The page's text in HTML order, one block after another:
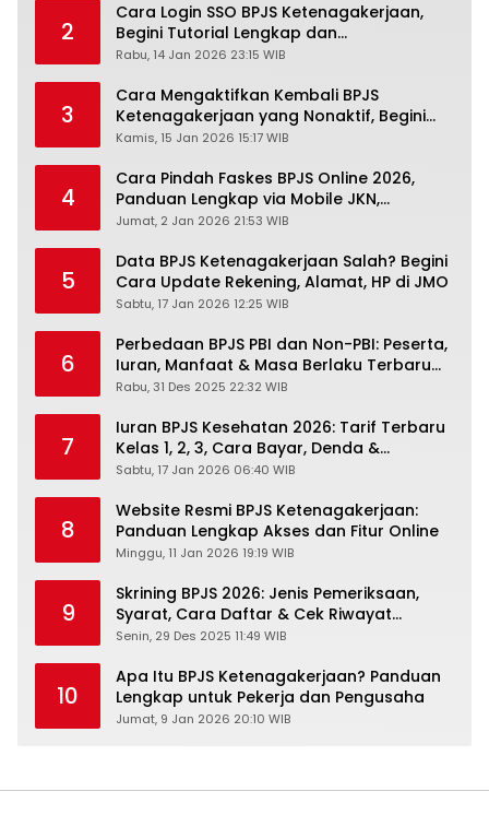
2
Cara Login SSO BPJS Ketenagakerjaan,
Begini Tutorial Lengkap dan
Pengertiannya
Rabu, 14 Jan 2026 23:15 WIB
3
Cara Mengaktifkan Kembali BPJS
Ketenagakerjaan yang Nonaktif, Begini
Panduan Lengkapnya
Kamis, 15 Jan 2026 15:17 WIB
4
Cara Pindah Faskes BPJS Online 2026,
Panduan Lengkap via Mobile JKN,
PANDAWA & Offiline Kantor Cabang
Jumat, 2 Jan 2026 21:53 WIB
5
Data BPJS Ketenagakerjaan Salah? Begini
Cara Update Rekening, Alamat, HP di JMO
Sabtu, 17 Jan 2026 12:25 WIB
6
Perbedaan BPJS PBI dan Non-PBI: Peserta,
Iuran, Manfaat & Masa Berlaku Terbaru
2026
Rabu, 31 Des 2025 22:32 WIB
7
Iuran BPJS Kesehatan 2026: Tarif Terbaru
Kelas 1, 2, 3, Cara Bayar, Denda &
Panduan Lengkap Peserta JKN-KIS
Sabtu, 17 Jan 2026 06:40 WIB
8
Website Resmi BPJS Ketenagakerjaan:
Panduan Lengkap Akses dan Fitur Online
Minggu, 11 Jan 2026 19:19 WIB
9
Skrining BPJS 2026: Jenis Pemeriksaan,
Syarat, Cara Daftar & Cek Riwayat
Kesehatan Gratis
Senin, 29 Des 2025 11:49 WIB
10
Apa Itu BPJS Ketenagakerjaan? Panduan
Lengkap untuk Pekerja dan Pengusaha
Jumat, 9 Jan 2026 20:10 WIB